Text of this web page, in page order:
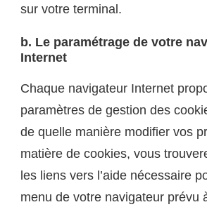
sur votre terminal.
b. Le paramétrage de votre
Internet
Chaque navigateur Internet
paramètres de gestion des
de quelle manière modifier vos
matière de cookies, vous
les liens vers l’aide nécessaire
menu de votre navigateur prévu